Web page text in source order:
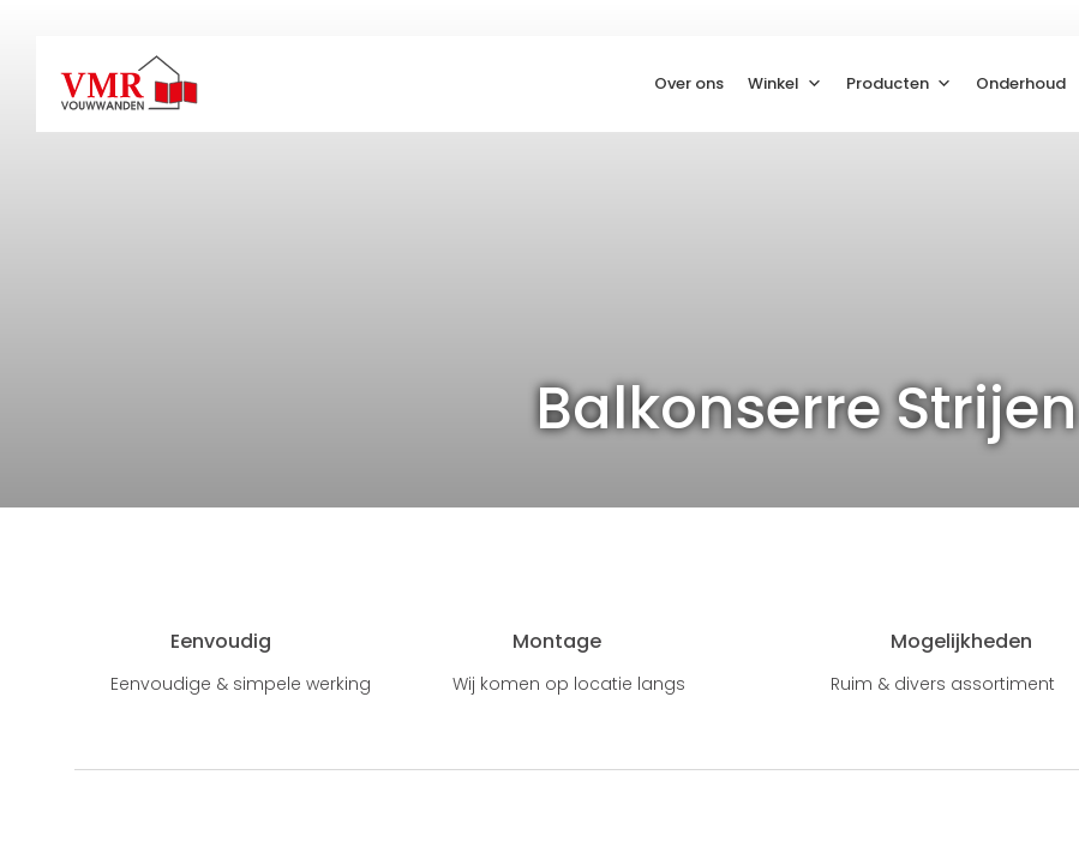
Over ons Winkel Producten Onderhoud
Balkonserre Strijen
Eenvoudig
Eenvoudige & simpele werking
Montage
Wij komen op locatie langs
Mogelijkheden
Ruim & divers assortiment